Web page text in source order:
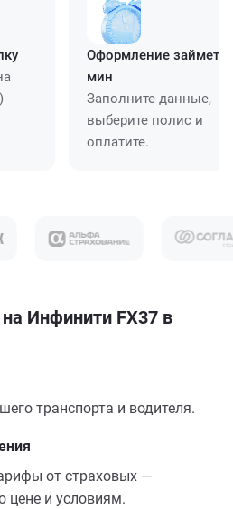
Оформление займет
мин
Заполните данные,
выберите полис и
оплатите.
Инфинити FX37 в
транспорта и водителя.
от страховых —
цене и условиям.